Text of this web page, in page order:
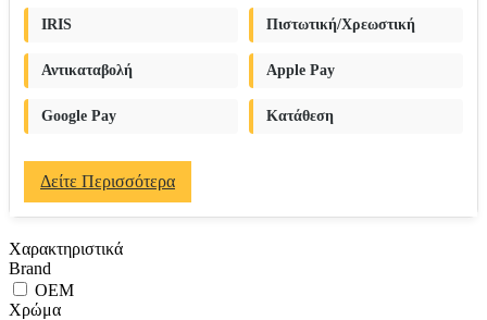
IRIS Πιστωτική/Χρεωστική
Αντικαταβολή Apple Pay
Google Pay Κατάθεση
Δείτε Περισσότερα
Χαρακτηριστικά
Brand
OEM
Χρώμα